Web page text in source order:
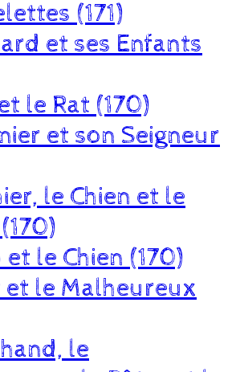
(171)
et ses Enfants
le Rat (170)
et son Seigneur
le Chien et le
et le Chien (170)
et le Malheureux
le